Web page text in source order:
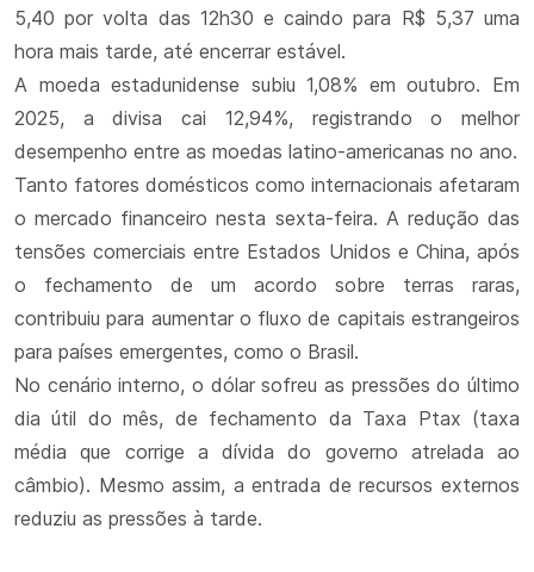
5,40 por volta das 12h30 e caindo para R$ 5,37 uma
hora mais tarde, até encerrar estável.
A moeda estadunidense subiu 1,08% em outubro. Em
2025, a divisa cai 12,94%, registrando o melhor
desempenho entre as moedas latino-americanas no ano.
Tanto fatores domésticos como internacionais afetaram
o mercado financeiro nesta sexta-feira. A redução das
tensões comerciais entre Estados Unidos e China, após
o fechamento de um acordo sobre terras raras,
contribuiu para aumentar o fluxo de capitais estrangeiros
para países emergentes, como o Brasil.
No cenário interno, o dólar sofreu as pressões do último
dia útil do mês, de fechamento da Taxa Ptax (taxa
média que corrige a dívida do governo atrelada ao
câmbio). Mesmo assim, a entrada de recursos externos
reduziu as pressões à tarde.